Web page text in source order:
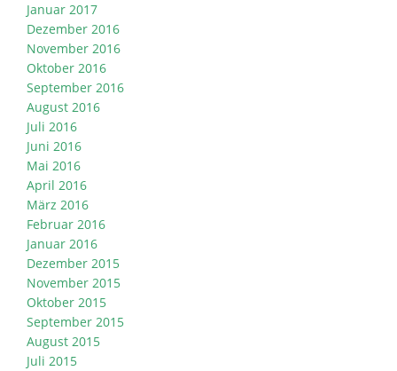
Januar 2017
Dezember 2016
November 2016
Oktober 2016
September 2016
August 2016
Juli 2016
Juni 2016
Mai 2016
April 2016
März 2016
Februar 2016
Januar 2016
Dezember 2015
November 2015
Oktober 2015
September 2015
August 2015
Juli 2015